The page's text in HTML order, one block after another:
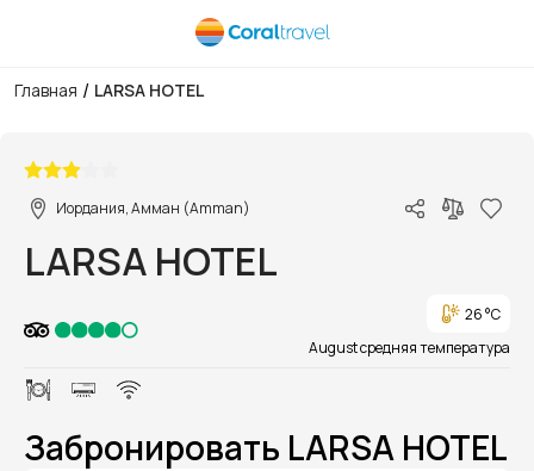
Главная / LARSA HOTEL
Иордания, Амман (Amman)
LARSA HOTEL
26 °C
August средняя температура
Забронировать LARSA HOTEL